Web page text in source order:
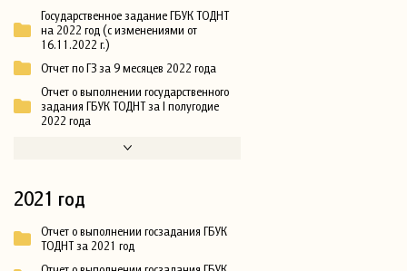
Государственное задание ГБУК ТОДНТ
на 2022 год (с изменениями от
16.11.2022 г.)
Отчет по ГЗ за 9 месяцев 2022 года
Отчет о выполнении государственного
задания ГБУК ТОДНТ за I полугодие
2022 года
2021 год
Отчет о выполнении госзадания ГБУК
ТОДНТ за 2021 год